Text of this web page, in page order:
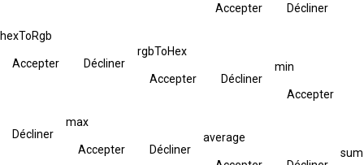
Accepter Décliner
hexToRgb
Accepter Décliner
rgbToHex
Accepter Décliner
min
Accepter
Décliner
max
Accepter Décliner
average
sum